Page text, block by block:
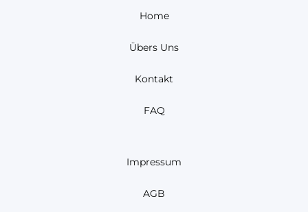
Home
Übers Uns
Kontakt
FAQ
Impressum
AGB